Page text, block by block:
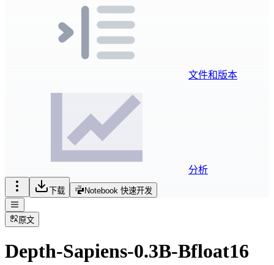
文件和版本
分析
下载 Notebook 快速开发
原文
Depth-Sapiens-0.3B-Bfloat16